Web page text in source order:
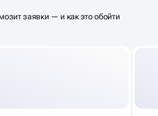
заявки — и как это обойти